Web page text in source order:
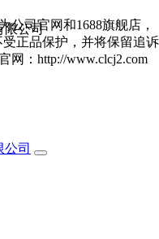
公司
公司官网和1688旗舰店，
正品保护，并将保留追诉
网：http://www.clcj2.com